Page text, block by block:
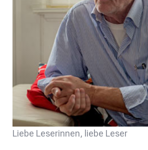
Liebe Leserinnen, liebe Leser